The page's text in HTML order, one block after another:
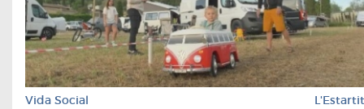
Vida Social L'Estartit